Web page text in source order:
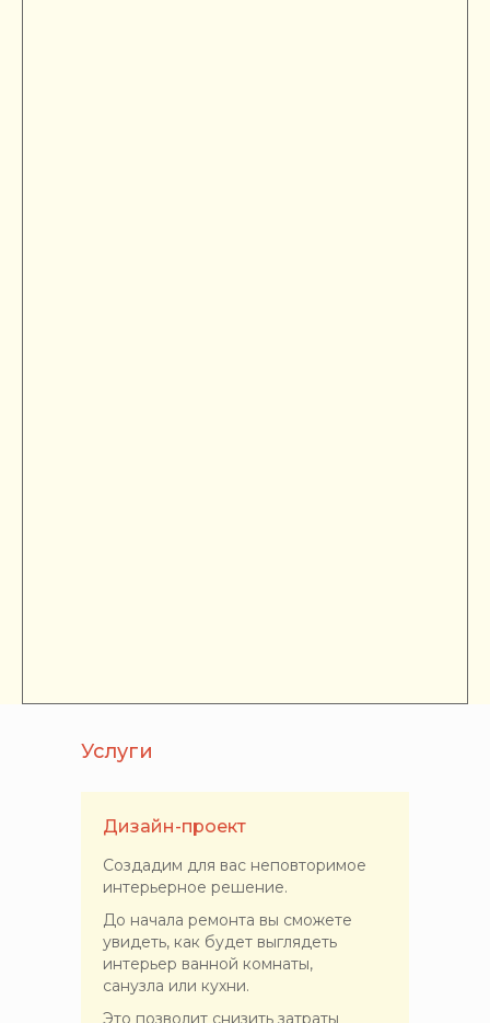
Услуги
Дизайн-проект
Создадим для вас неповторимое
интерьерное решение.
До начала ремонта вы сможете
увидеть, как будет выглядеть
интерьер ванной комнаты,
санузла или кухни.